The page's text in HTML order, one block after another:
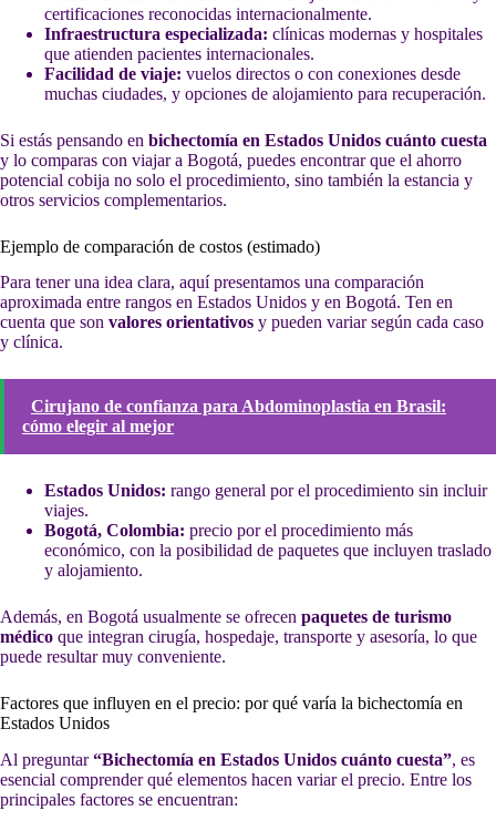
certificaciones reconocidas internacionalmente.
Infraestructura especializada: clínicas modernas y hospitales
que atienden pacientes internacionales.
Facilidad de viaje: vuelos directos o con conexiones desde
muchas ciudades, y opciones de alojamiento para recuperación.
Si estás pensando en bichectomía en Estados Unidos cuánto cuesta
y lo comparas con viajar a Bogotá, puedes encontrar que el ahorro
potencial cobija no solo el procedimiento, sino también la estancia y
otros servicios complementarios.
Ejemplo de comparación de costos (estimado)
Para tener una idea clara, aquí presentamos una comparación
aproximada entre rangos en Estados Unidos y en Bogotá. Ten en
cuenta que son valores orientativos y pueden variar según cada caso
y clínica.
Cirujano de confianza para Abdominoplastia en Brasil:
cómo elegir al mejor
Estados Unidos: rango general por el procedimiento sin incluir
viajes.
Bogotá, Colombia: precio por el procedimiento más
económico, con la posibilidad de paquetes que incluyen traslado
y alojamiento.
Además, en Bogotá usualmente se ofrecen paquetes de turismo
médico que integran cirugía, hospedaje, transporte y asesoría, lo que
puede resultar muy conveniente.
Factores que influyen en el precio: por qué varía la bichectomía en
Estados Unidos
Al preguntar“Bichectomía en Estados Unidos cuánto cuesta”, es
esencial comprender qué elementos hacen variar el precio. Entre los
principales factores se encuentran: